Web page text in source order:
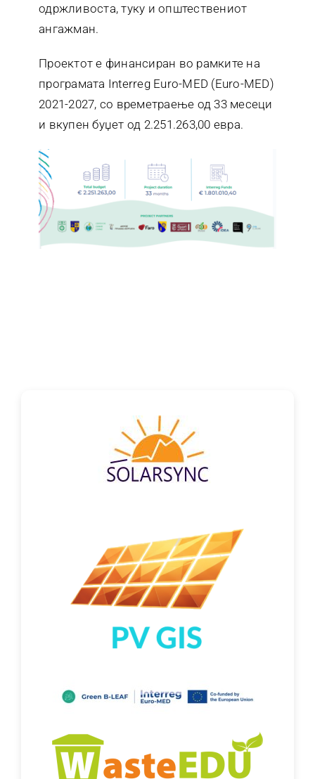
одржливоста, туку и општествениот
ангажман.
Проектот е финансиран во рамките на
програмата Interreg Euro-MED (Euro-MED)
2021-2027, со времетраење од 33 месеци
и вкупен буџет од 2.251.263,00 евра.